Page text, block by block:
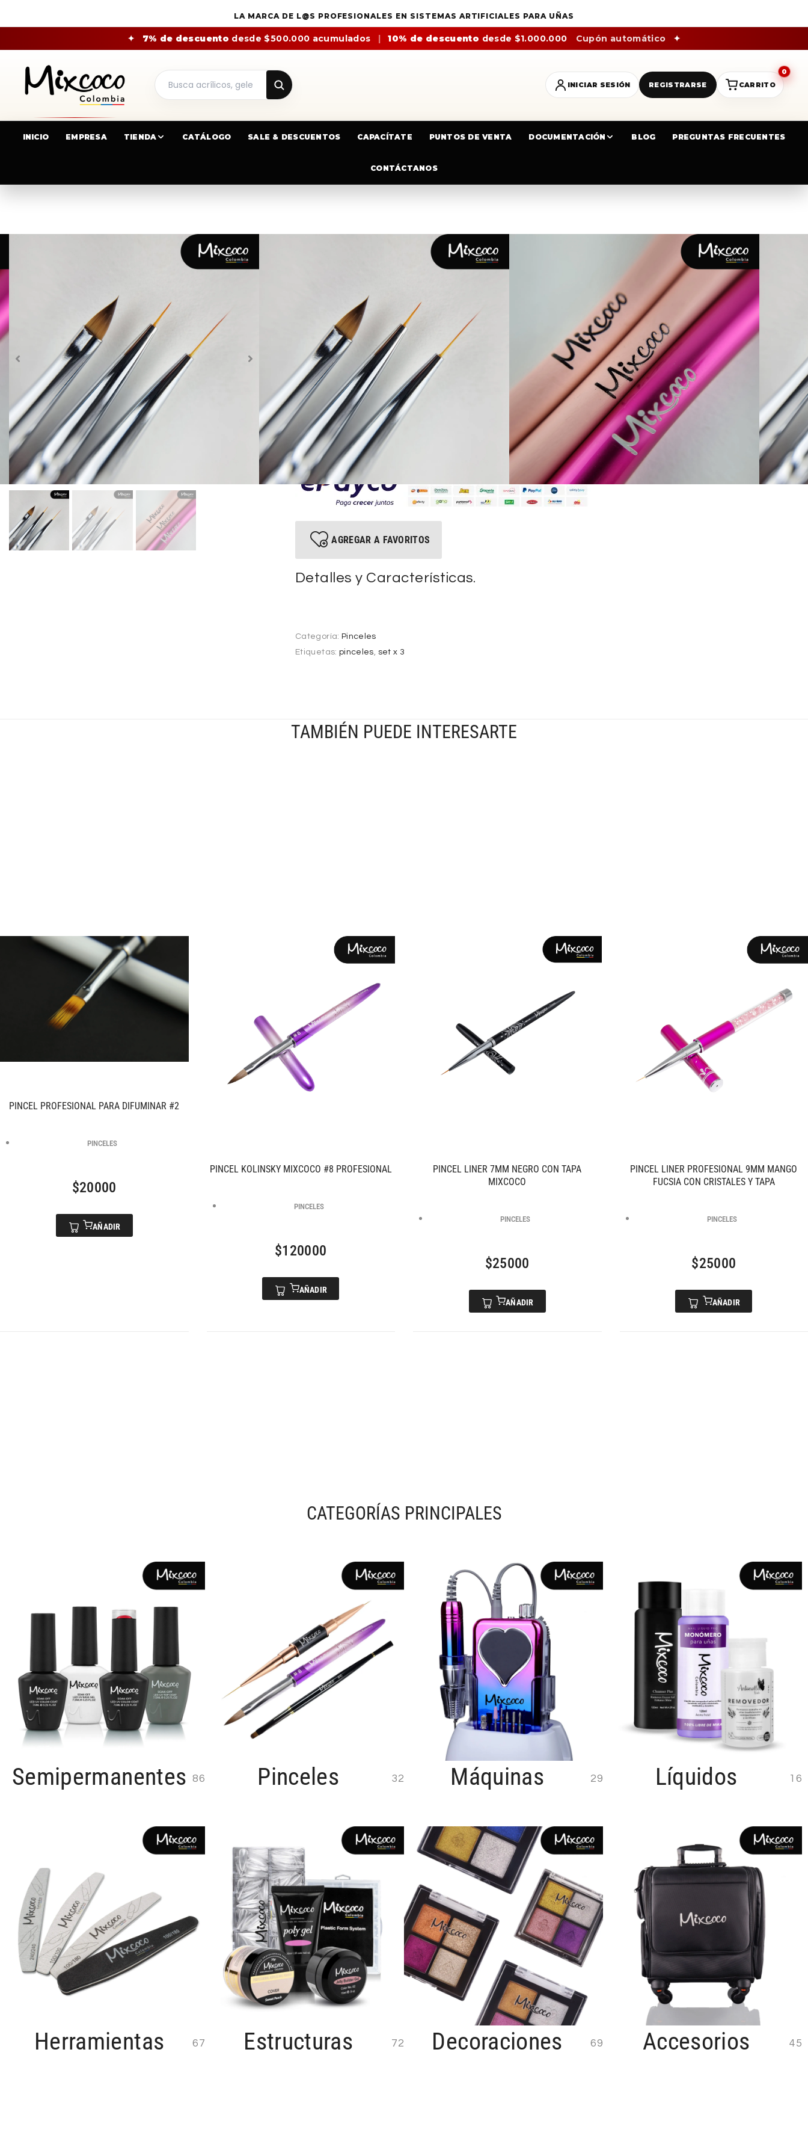
LA MARCA DE L@S PROFESIONALES EN SISTEMAS ARTIFICIALES PARA UÑAS
✦ 7% de descuento desde $500.000 acumulados | 10% de descuento desde $1.000.000 Cupón automático ✦
INICIAR SESIÓN REGISTRARSE
0
CARRITO
INICIO EMPRESA TIENDA CATÁLOGO SALE & DESCUENTOS CAPACÍTATE PUNTOS DE VENTA DOCUMENTACIÓN BLOG PREGUNTAS FRECUENTES
CONTÁCTANOS
SET X3 LINER Y PINCELADAS MIXCOCO
Selecciona una referencia y agrégala al carrito
Sin existencias
Paga rápido y seguro con
AGREGAR A FAVORITOS
Detalles y Características.
Categoría: Pinceles
Etiquetas: pinceles, set x 3
TAMBIÉN PUEDE INTERESARTE
PINCEL PROFESIONAL PARA DIFUMINAR #2
PINCELES
$20000
AÑADIR
PINCEL KOLINSKY MIXCOCO #8 PROFESIONAL
PINCELES
$120000
AÑADIR
PINCEL LINER 7MM NEGRO CON TAPA
MIXCOCO
PINCELES
$25000
AÑADIR
PINCEL LINER PROFESIONAL 9MM MANGO
FUCSIA CON CRISTALES Y TAPA
PINCELES
$25000
AÑADIR
CATEGORÍAS PRINCIPALES
Semipermanentes 86 Pinceles 32 Máquinas 29 Líquidos 16
Herramientas 67 Estructuras 72 Decoraciones 69 Accesorios 45